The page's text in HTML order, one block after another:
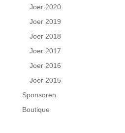
Joer 2020
Joer 2019
Joer 2018
Joer 2017
Joer 2016
Joer 2015
Sponsoren
Boutique